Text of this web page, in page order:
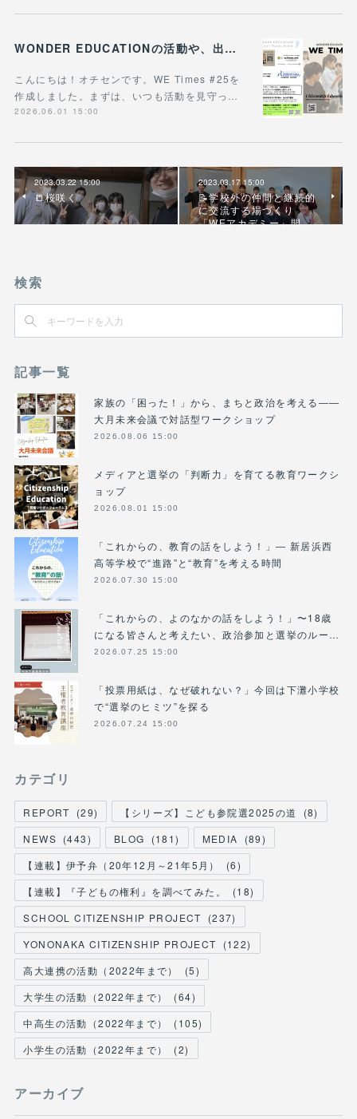
WONDER EDUCATIONの活動や、出張講座・講演のご案内をまとめた 『WE Times #25』を公開しました！
こんにちは！オチセンです。WE Times #25を
作成しました。まずは、いつも活動を見守っ…
2026.06.01 15:00
2023.03.22 15:00
📒桜咲く
2023.03.17 15:00
📝学校外の仲間と継続的
に交流する場づくり
「WEアカデミー」開…
検索
記事一覧
家族の「困った！」から、まちと政治を考える――
大月未来会議で対話型ワークショップ
2026.08.06 15:00
メディアと選挙の「判断力」を育てる教育ワークシ
ョップ
2026.08.01 15:00
「これからの、教育の話をしよう！」― 新居浜西
高等学校で“進路”と“教育”を考える時間
2026.07.30 15:00
「これからの、よのなかの話をしよう！」〜18歳
になる皆さんと考えたい、政治参加と選挙のルー…
2026.07.25 15:00
「投票用紙は、なぜ破れない？」今回は下灘小学校
で“選挙のヒミツ”を探る
2026.07.24 15:00
カテゴリ
REPORT (29) 【シリーズ】こども参院選2025の道 (8)
NEWS (443) BLOG (181) MEDIA (89)
【連載】伊予弁（20年12月～21年5月）
(6)
【連載】『子どもの権利』を調べてみた。
(18)
SCHOOL CITIZENSHIP PROJECT
(237)
YONONAKA CITIZENSHIP PROJECT
(122)
高大連携の活動（2022年まで）
(5)
大学生の活動（2022年まで）
(64)
中高生の活動（2022年まで）
(105)
小学生の活動（2022年まで）
(2)
アーカイブ